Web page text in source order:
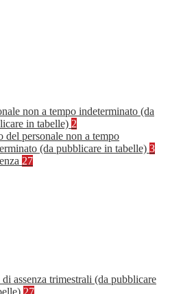
non a tempo indeterminato (da
in tabelle) 2
del personale non a tempo
(da pubblicare in tabelle) 3
27
di assenza trimestrali (da pubblicare